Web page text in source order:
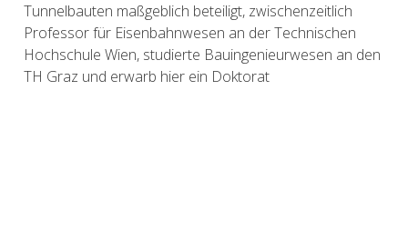
Tunnelbauten maßgeblich beteiligt, zwischenzeitlich
Professor für Eisenbahnwesen an der Technischen
Hochschule Wien, studierte Bauingenieurwesen an den
TH Graz und erwarb hier ein Doktorat